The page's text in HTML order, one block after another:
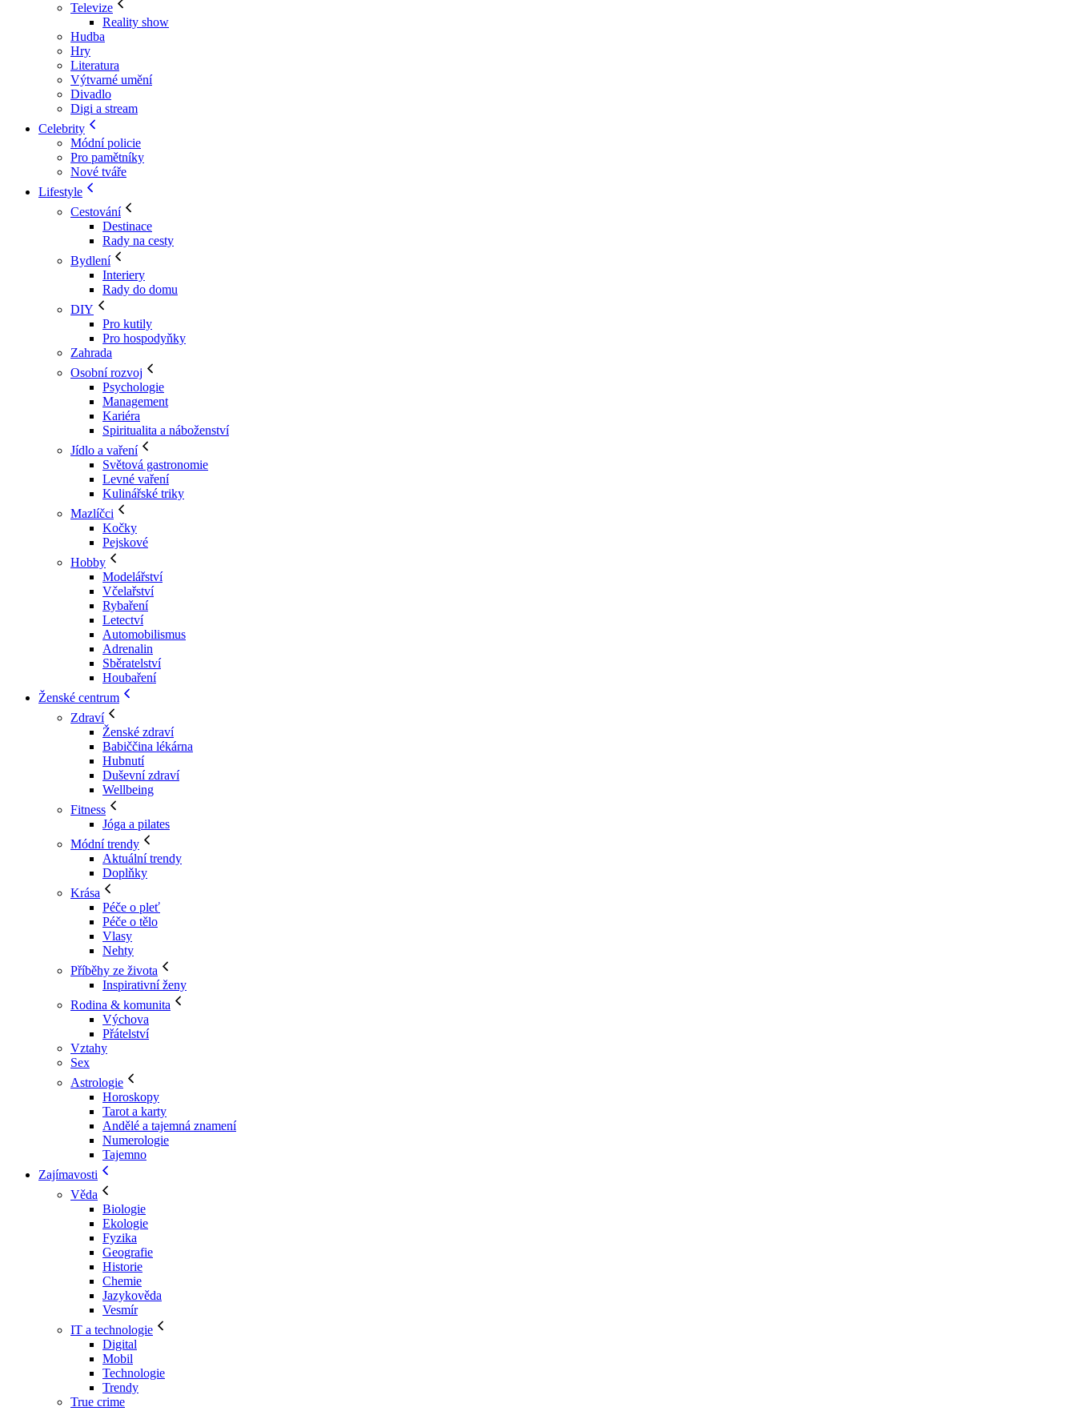
Televize
Reality show
Hudba
Hry
Literatura
Výtvarné umění
Divadlo
Digi a stream
Celebrity
Módní policie
Pro pamětníky
Nové tváře
Lifestyle
Cestování
Destinace
Rady na cesty
Bydlení
Interiery
Rady do domu
DIY
Pro kutily
Pro hospodyňky
Zahrada
Osobní rozvoj
Psychologie
Management
Kariéra
Spiritualita a náboženství
Jídlo a vaření
Světová gastronomie
Levné vaření
Kulinářské triky
Mazlíčci
Kočky
Pejskové
Hobby
Modelářství
Včelařství
Rybaření
Letectví
Automobilismus
Adrenalin
Sběratelství
Houbaření
Ženské centrum
Zdraví
Ženské zdraví
Babiččina lékárna
Hubnutí
Duševní zdraví
Wellbeing
Fitness
Jóga a pilates
Módní trendy
Aktuální trendy
Doplňky
Krása
Péče o pleť
Péče o tělo
Vlasy
Nehty
Příběhy ze života
Inspirativní ženy
Rodina & komunita
Výchova
Přátelství
Vztahy
Sex
Astrologie
Horoskopy
Tarot a karty
Andělé a tajemná znamení
Numerologie
Tajemno
Zajímavosti
Věda
Biologie
Ekologie
Fyzika
Geografie
Historie
Chemie
Jazykověda
Vesmír
IT a technologie
Digital
Mobil
Technologie
Trendy
True crime